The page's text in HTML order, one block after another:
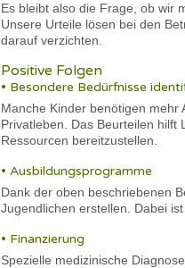
Es bleibt also die Frage, ob wir
Unsere Urteile lösen bei den
darauf verzichten.
Positive Folgen
• Besondere Bedürfnisse
Manche Kinder benötigen mehr
Privatleben. Das Beurteilen
Ressourcen bereitzustellen.
• Ausbildungsprogramme
Dank der oben beschriebenen
Jugendlichen erstellen. Dabei
• Finanzierung
Spezielle medizinische